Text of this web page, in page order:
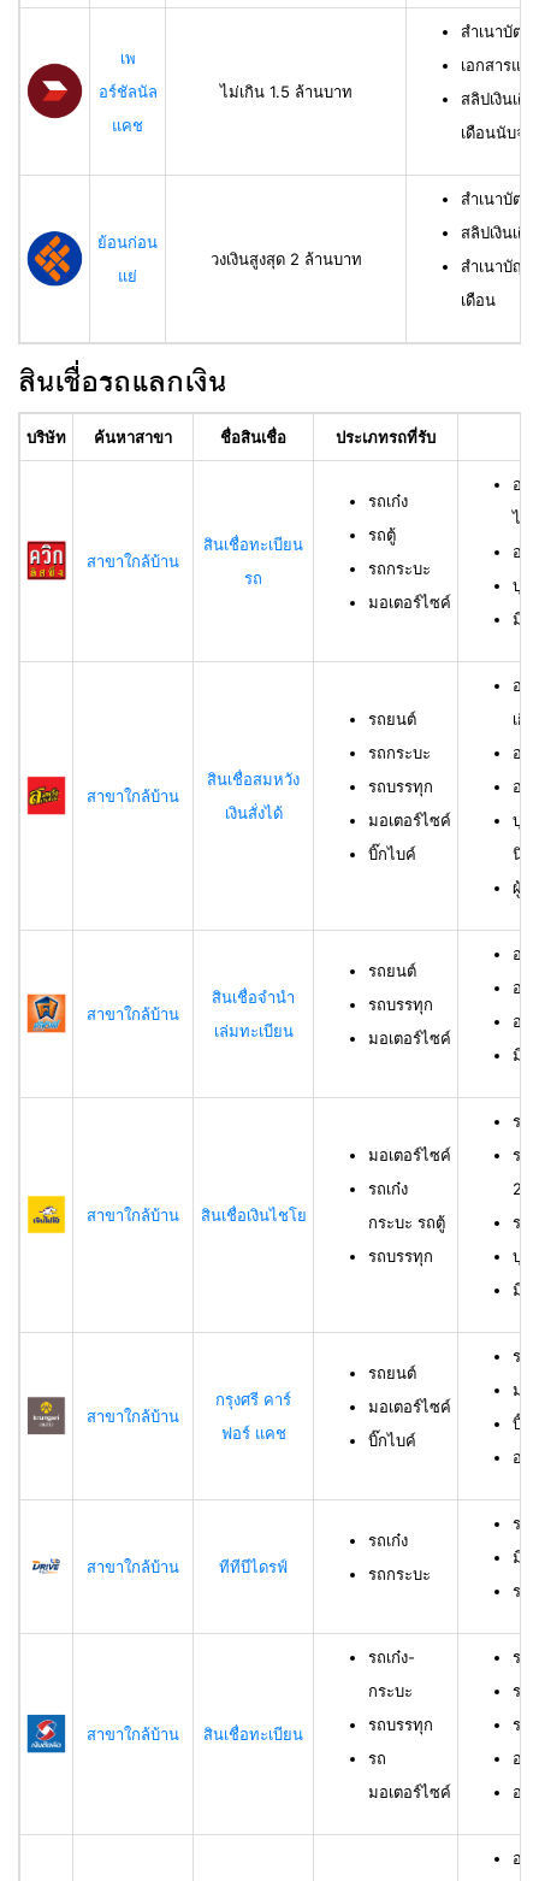
เพ
อร์ชัลนัล
แคช
ไม่เกิน 1.5 ล้านบาท
สำเนาบัตร
เอกสารแส
สลิปเงินเ
เดือนนับจ
ย้อนก่อน
แย่
วงเงินสูงสุด 2 ล้านบาท
สำเนาบัต
สลิปเงินเดื
สำเนาบัญชี
เดือน
สินเชื่อรถแลกเงิน
บริษัท ค้นหาสาขา ชื่อสินเชื่อ ประเภทรถที่รับ
สาขาใกล้บ้าน
สินเชื่อทะเบียน
รถ
รถเก๋ง
รถตู้
รถกระบะ
มอเตอร์ไซค์
อา
ไม่
อา
บุค
มีชื่
สาขาใกล้บ้าน
สินเชื่อสมหวัง
เงินสั่งได้
รถยนต์
รถกระบะ
รถบรรทุก
มอเตอร์ไซค์
บิ๊กไบค์
อา
เกิ
อา
อา
บุค
นิติ
ผู้กู้
สาขาใกล้บ้าน
สินเชื่อจำนำ
เล่มทะเบียน
รถยนต์
รถบรรทุก
มอเตอร์ไซค์
อา
อา
อา
มีชื่
สาขาใกล้บ้าน สินเชื่อเงินไชโย
มอเตอร์ไซค์
รถเก๋ง
กระบะ รถตู้
รถบรรทุก
รถ
รถ
23
รถ
บุค
มีร
สาขาใกล้บ้าน
กรุงศรี คาร์
ฟอร์ แคช
รถยนต์
มอเตอร์ไซค์
บิ๊กไบค์
รถ
มอ
บิ๊ก
อา
สาขาใกล้บ้าน ทีทีบีไดรฟ์
รถเก๋ง
รถกระบะ
รถ
มีอ
รา
สาขาใกล้บ้าน สินเชื่อทะเบียน
รถเก๋ง-
กระบะ
รถบรรทุก
รถ
มอเตอร์ไซค์
รถ
รถ
รถ
อา
อา
อา